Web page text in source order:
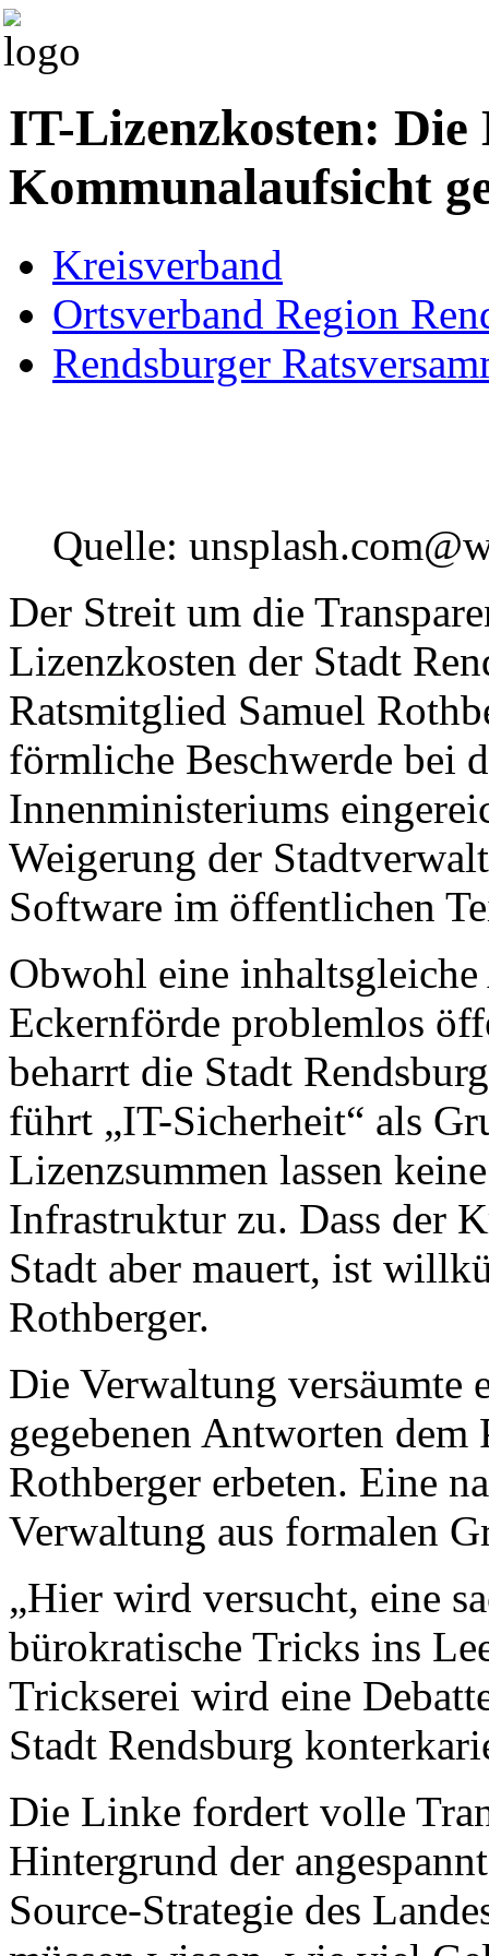
IT-Lizenzkosten: Die
Kommunalaufsicht
Kreisverband
Ortsverband Region
Rendsburger
Quelle:
Der Streit um die
Lizenzkosten der Stadt
Ratsmitglied Samuel
förmliche Beschwerde bei
Innenministeriums
Weigerung der
Software im öffentlichen
Obwohl eine
Eckernförde problemlos
beharrt die Stadt
führt „IT-Sicherheit“ als
Lizenzsummen lassen
Infrastruktur zu. Dass der
Stadt aber mauert, ist
Rothberger.
Die Verwaltung
gegebenen Antworten
Rothberger erbeten. Eine
Verwaltung aus formalen
„Hier wird versucht, eine
bürokratische Tricks ins
Trickserei wird eine
Stadt Rendsburg
Die Linke fordert volle
Hintergrund der
Source-Strategie des